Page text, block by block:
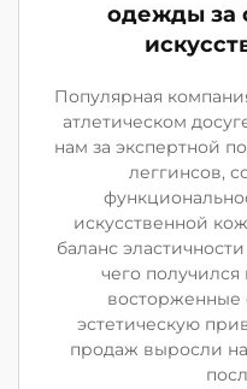
одежды за
Популярная
атлетическом
нам за экспертной
леггинсов,
искусственной
баланс
чего
восторженные
эстетическую
продаж выросли